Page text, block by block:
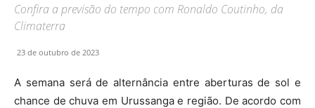
Confira a previsão do tempo com Ronaldo Coutinho, da
Climaterra
23 de outubro de 2023
A semana será de alternância entre aberturas de sol e
chance de chuva em Urussanga e região. De acordo com